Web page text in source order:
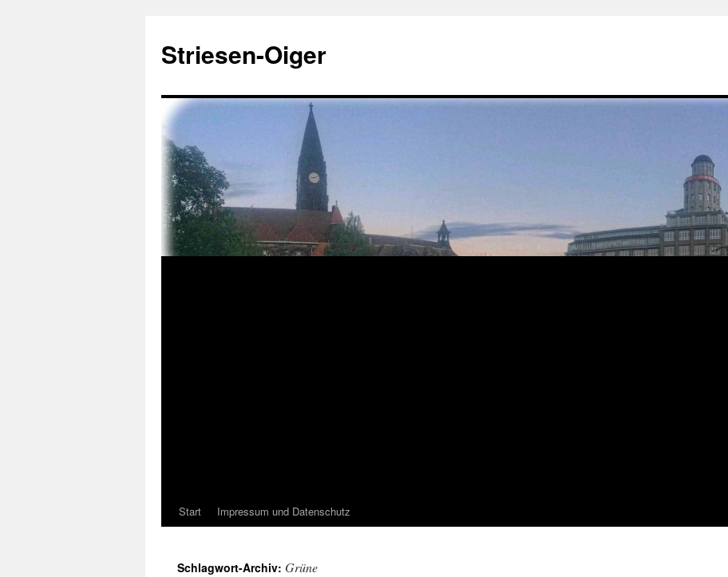
springen
Striesen-Oiger
Start Impressum und Datenschutz
Schlagwort-Archiv: Grüne